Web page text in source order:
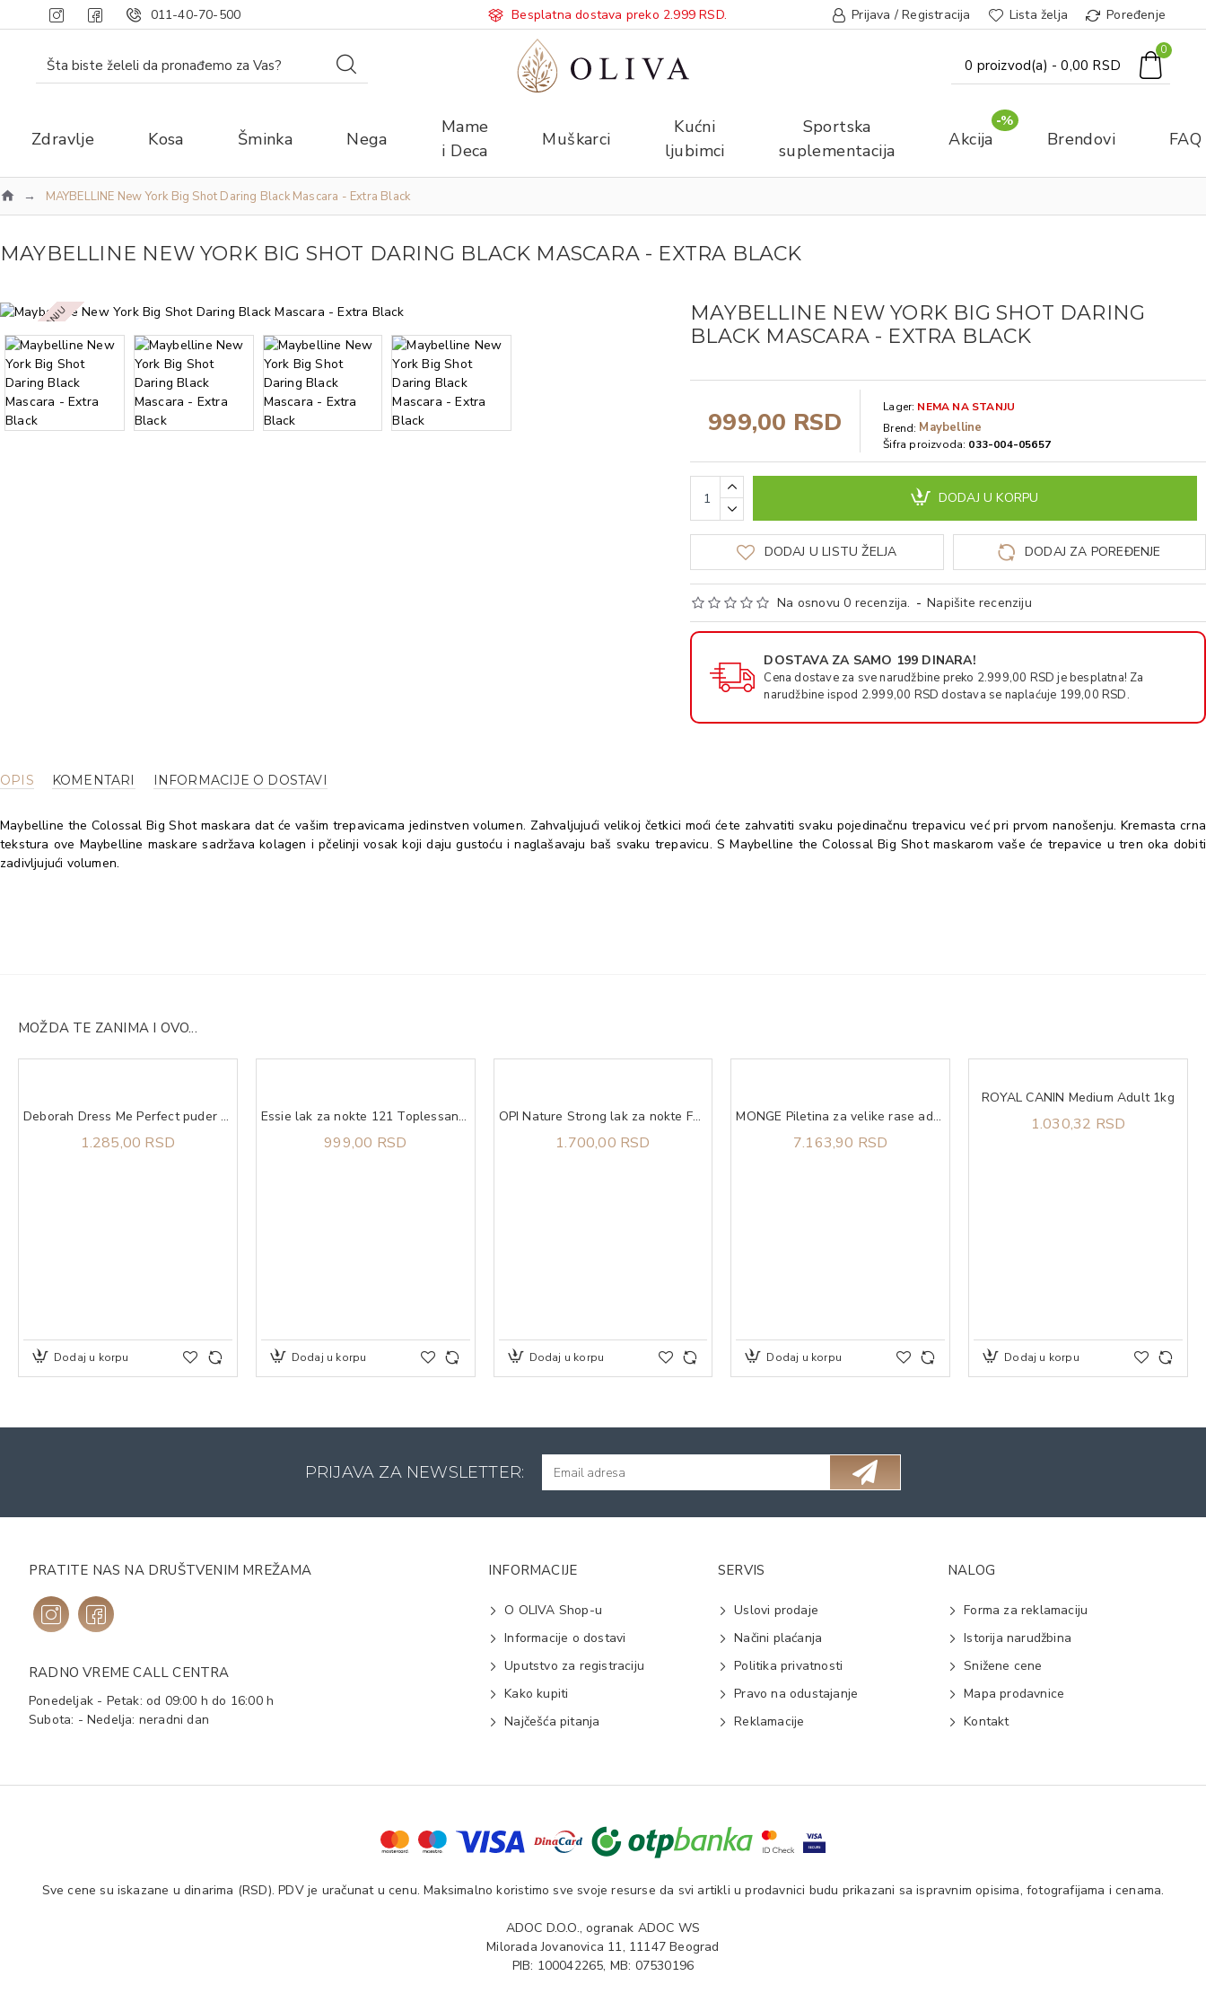
011-40-70-500 Besplatna dostava preko 2.999 RSD. Prijava / Registracija Lista želja Poređenje
0 proizvod(a) - 0,00 RSD
0
Zdravlje Kosa Šminka Nega
Mame
i Deca
Muškarci
Kućni
ljubimci
Sportska
suplementacija
Akcija
-%
Brendovi FAQ
MAYBELLINE New York Big Shot Daring Black Mascara - Extra Black
MAYBELLINE NEW YORK BIG SHOT DARING BLACK MASCARA - EXTRA BLACK
NEMA NA STANJU
MAYBELLINE NEW YORK BIG SHOT DARING
BLACK MASCARA - EXTRA BLACK
Na osnovu 0 recenzija. - Napišite recenziju
999,00 RSD Lager: NEMA NA STANJU
Brend: Maybelline
Šifra proizvoda: 033-004-05657
DODAJ U KORPU
DODAJ U LISTU ŽELJA DODAJ ZA POREĐENJE
DOSTAVA ZA SAMO 199 DINARA!
Cena dostave za sve narudžbine preko 2.999,00 RSD je besplatna! Za
narudžbine ispod 2.999,00 RSD dostava se naplaćuje 199,00 RSD.
OPIS KOMENTARI INFORMACIJE O DOSTAVI
Maybelline the Colossal Big Shot maskara dat će vašim trepavicama jedinstven volumen. Zahvaljujući velikoj četkici moći ćete zahvatiti svaku pojedinačnu trepavicu već pri prvom nanošenju. Kremasta crna
tekstura ove Maybelline maskare sadržava kolagen i pčelinji vosak koji daju gustoću i naglašavaju baš svaku trepavicu. S Maybelline the Colossal Big Shot maskarom vaše će trepavice u tren oka dobiti
zadivljujući volumen.
MOŽDA TE ZANIMA I OVO...
Deborah Dress Me Perfect puder u prahu 0
1.285,00 RSD
Dodaj u korpu
Essie lak za nokte 121 Toplessandbar
999,00 RSD
Dodaj u korpu
OPI Nature Strong lak za nokte For What It's Earth
1.700,00 RSD
Dodaj u korpu
MONGE Piletina za velike rase adult 12kg
7.163,90 RSD
Dodaj u korpu
ROYAL CANIN Medium Adult 1kg
1.030,32 RSD
Dodaj u korpu
PRIJAVA ZA NEWSLETTER:
PRATITE NAS NA DRUŠTVENIM MREŽAMA
RADNO VREME CALL CENTRA
Ponedeljak - Petak: od 09:00 h do 16:00 h
Subota: - Nedelja: neradni dan
INFORMACIJE
O OLIVA Shop-u
Informacije o dostavi
Uputstvo za registraciju
Kako kupiti
Najčešća pitanja
SERVIS
Uslovi prodaje
Načini plaćanja
Politika privatnosti
Pravo na odustajanje
Reklamacije
NALOG
Forma za reklamaciju
Istorija narudžbina
Snižene cene
Mapa prodavnice
Kontakt
Sve cene su iskazane u dinarima (RSD). PDV je uračunat u cenu. Maksimalno koristimo sve svoje resurse da svi artikli u prodavnici budu prikazani sa ispravnim opisima, fotografijama i cenama.
ADOC D.O.O., ogranak ADOC WS
Milorada Jovanovica 11, 11147 Beograd
PIB: 100042265, MB: 07530196